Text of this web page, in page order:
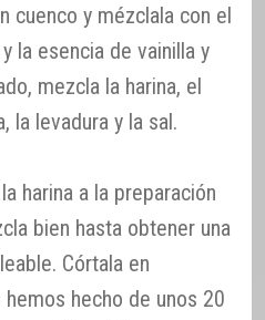
cuenco y mézclala con el
la esencia de vainilla y
mezcla la harina, el
la levadura y la sal.
harina a la preparación
bien hasta obtener una
Córtala en
hecho de unos 20